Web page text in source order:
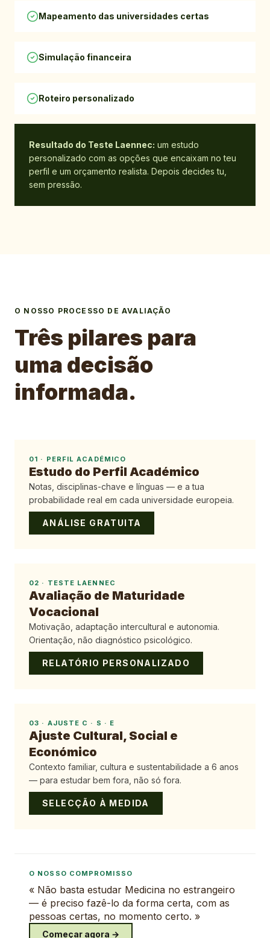
Mapeamento das universidades certas
Simulação financeira
Roteiro personalizado
Resultado do Teste Laennec: um estudo
personalizado com as opções que encaixam no teu
perfil e um orçamento realista. Depois decides tu,
sem pressão.
O NOSSO PROCESSO DE AVALIAÇÃO
Três pilares para
uma decisão
informada.
01 · PERFIL ACADÉMICO
Estudo do Perfil Académico
Notas, disciplinas-chave e línguas — e a tua
probabilidade real em cada universidade europeia.
ANÁLISE GRATUITA
02 · TESTE LAENNEC
Avaliação de Maturidade
Vocacional
Motivação, adaptação intercultural e autonomia.
Orientação, não diagnóstico psicológico.
RELATÓRIO PERSONALIZADO
03 · AJUSTE C · S · E
Ajuste Cultural, Social e
Económico
Contexto familiar, cultura e sustentabilidade a 6 anos
— para estudar bem fora, não só fora.
SELECÇÃO À MEDIDA
O NOSSO COMPROMISSO
« Não basta estudar Medicina no estrangeiro
— é preciso fazê-lo da forma certa, com as
pessoas certas, no momento certo. »
Começar agora →